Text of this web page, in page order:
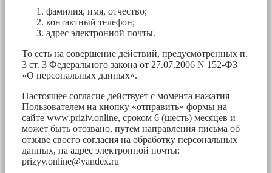
фамилия, имя, отчество;
контактный телефон;
адрес электронной почты.
То есть на совершение действий, предусмотренных п.
3 ст. 3 Федерального закона от 27.07.2006 N 152-ФЗ
«О персональных данных».
Настоящее согласие действует с момента нажатия
Пользователем на кнопку «отправить» формы на
сайте www.priziv.online, сроком 6 (шесть) месяцев и
может быть отозвано, путем направления письма об
отзыве своего согласия на обработку персональных
данных, на адрес электронной почты:
prizyv.online@yandex.ru